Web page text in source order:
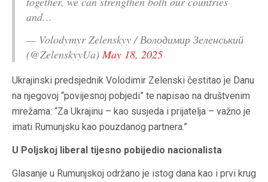
and…
— Volodymyr Zelenskyy / Володимир Зеленський
(@ZelenskyyUa)May 18, 2025
Ukrajinski predsjednik Volodimir Zelenski čestitao je Danu
na njegovoj “povijesnoj pobjedi” te napisao na društvenim
mrežama: “Za Ukrajinu – kao susjeda i prijatelja – važno je
imati Rumunjsku kao pouzdanog partnera.”
U Poljskoj liberal tijesno pobijedio nacionalista
Glasanje u Rumunjskoj održano je istog dana kao i prvi krug